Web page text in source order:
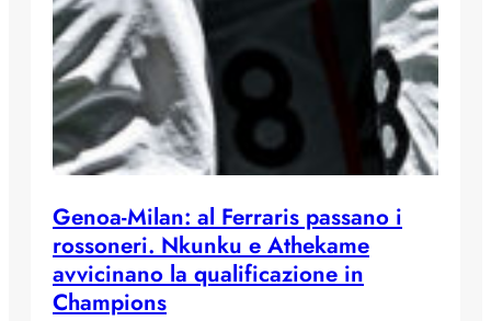
Genoa-Milan: al Ferraris passano i
rossoneri. Nkunku e Athekame
avvicinano la qualificazione in
Champions